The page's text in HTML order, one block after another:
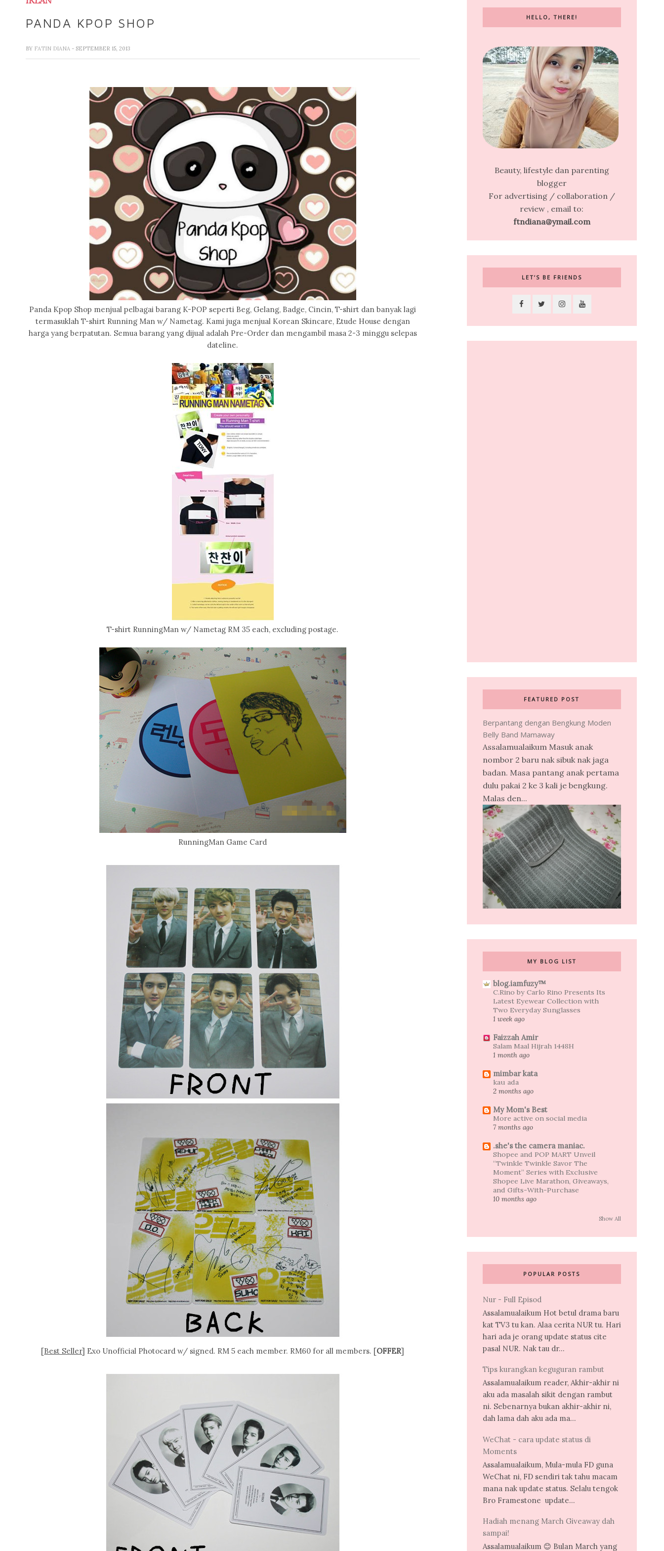
PANDA KPOP SHOP
BY FATIN DIANA - SEPTEMBER 15, 2013
Panda Kpop Shop menjual pelbagai barang K-POP seperti Beg, Gelang, Badge, Cincin, T-shirt dan banyak lagi
termasuklah T-shirt Running Man w/ Nametag. Kami juga menjual Korean Skincare, Etude House dengan
harga yang berpatutan. Semua barang yang dijual adalah Pre-Order dan mengambil masa 2-3 minggu selepas
dateline.
T-shirt RunningMan w/ Nametag RM 35 each, excluding postage.
RunningMan Game Card
[Best Seller] Exo Unofficial Photocard w/ signed. RM 5 each member. RM60 for all members. [OFFER]
HELLO, THERE!
Beauty, lifestyle dan parenting
blogger
For advertising / collaboration /
review , email to:
ftndiana@ymail.com
LET’S BE FRIENDS
FEATURED POST
Berpantang dengan Bengkung Moden
Belly Band Mamaway
Assalamualaikum Masuk anak
nombor 2 baru nak sibuk nak jaga
badan. Masa pantang anak pertama
dulu pakai 2 ke 3 kali je bengkung.
Malas den...
MY BLOG LIST
blog.iamfuzy™
C.Rino by Carlo Rino Presents Its
Latest Eyewear Collection with
Two Everyday Sunglasses
1 week ago
Faizzah Amir
Salam Maal Hijrah 1448H
1 month ago
mimbar kata
kau ada
2 months ago
My Mom's Best
More active on social media
7 months ago
.she's the camera maniac.
Shopee and POP MART Unveil
“Twinkle Twinkle Savor The
Moment” Series with Exclusive
Shopee Live Marathon, Giveaways,
and Gifts-With-Purchase
10 months ago
Show All
POPULAR POSTS
Nur - Full Episod
Assalamualaikum Hot betul drama baru
kat TV3 tu kan. Alaa cerita NUR tu. Hari
hari ada je orang update status cite
pasal NUR. Nak tau dr...
Tips kurangkan keguguran rambut
Assalamualaikum reader, Akhir-akhir ni
aku ada masalah sikit dengan rambut
ni. Sebenarnya bukan akhir-akhir ni,
dah lama dah aku ada ma...
WeChat - cara update status di
Moments
Assalamualaikum, Mula-mula FD guna
WeChat ni, FD sendiri tak tahu macam
mana nak update status. Selalu tengok
Bro Framestone update...
Hadiah menang March Giveaway dah
sampai!
Assalamualaikum 😊 Bulan March yang